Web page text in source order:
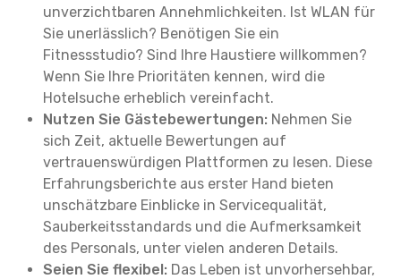
unverzichtbaren Annehmlichkeiten. Ist WLAN für
Sie unerlässlich? Benötigen Sie ein
Fitnessstudio? Sind Ihre Haustiere willkommen?
Wenn Sie Ihre Prioritäten kennen, wird die
Hotelsuche erheblich vereinfacht.
Nutzen Sie Gästebewertungen: Nehmen Sie
sich Zeit, aktuelle Bewertungen auf
vertrauenswürdigen Plattformen zu lesen. Diese
Erfahrungsberichte aus erster Hand bieten
unschätzbare Einblicke in Servicequalität,
Sauberkeitsstandards und die Aufmerksamkeit
des Personals, unter vielen anderen Details.
Seien Sie flexibel: Das Leben ist unvorhersehbar,